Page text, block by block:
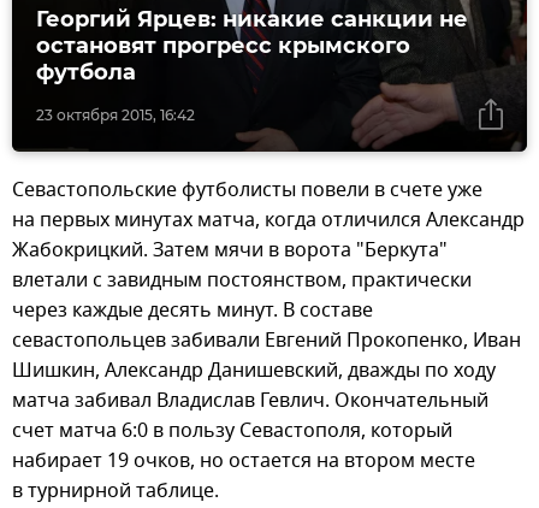
23 октября 2015, 16:42
Георгий Ярцев: никакие санкции не
остановят прогресс крымского
футбола
Севастопольские футболисты повели в счете уже
на первых минутах матча, когда отличился Александр
Жабокрицкий. Затем мячи в ворота "Беркута"
влетали с завидным постоянством, практически
через каждые десять минут. В составе
севастопольцев забивали Евгений Прокопенко, Иван
Шишкин, Александр Данишевский, дважды по ходу
матча забивал Владислав Гевлич. Окончательный
счет матча 6:0 в пользу Севастополя, который
набирает 19 очков, но остается на втором месте
в турнирной таблице.